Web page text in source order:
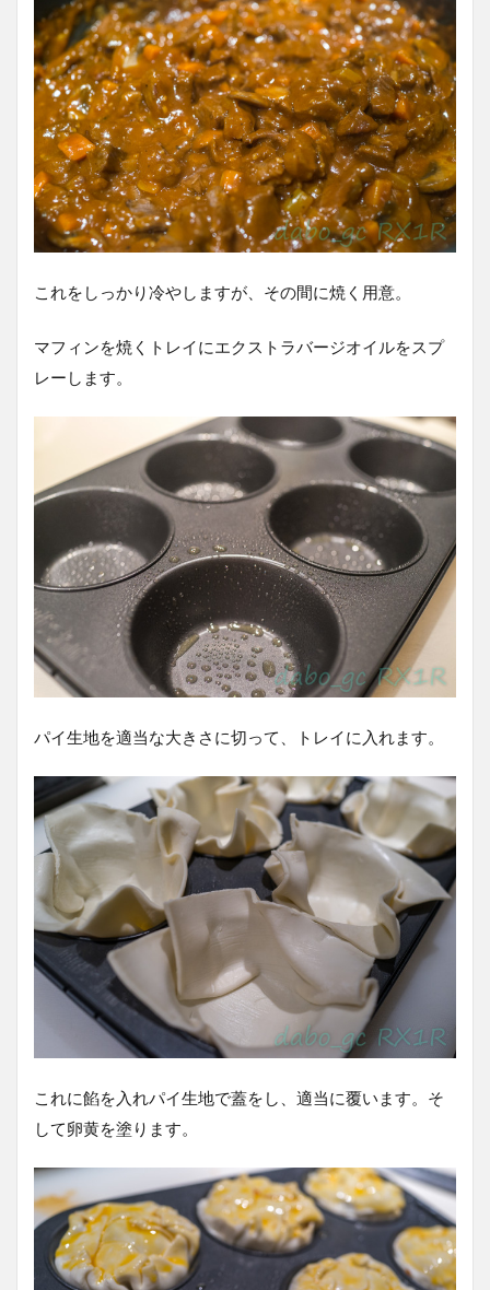
これをしっかり冷やしますが、その間に焼く用意。
マフィンを焼くトレイにエクストラバージオイルをスプ
レーします。
パイ生地を適当な大きさに切って、トレイに入れます。
これに餡を入れパイ生地で蓋をし、適当に覆います。そ
して卵黄を塗ります。